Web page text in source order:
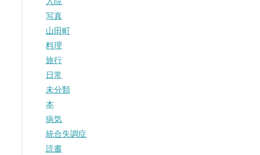
写真
山田町
料理
旅行
日常
未分類
本
病気
統合失調症
読書